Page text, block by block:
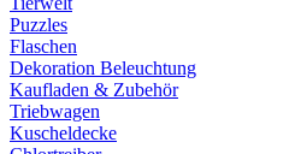
Puzzles
Flaschen
Dekoration Beleuchtung
Kaufladen & Zubehör
Triebwagen
Kuscheldecke